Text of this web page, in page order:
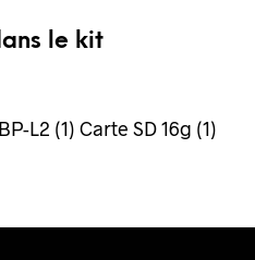
le kit
L2 (1) Carte SD 16g (1)